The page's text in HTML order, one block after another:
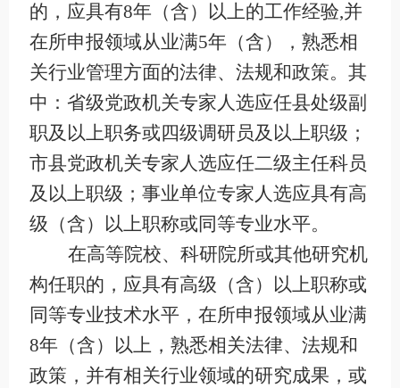
的，应具有8年（含）以上的工作经验,并
在所申报领域从业满5年（含），熟悉相
关行业管理方面的法律、法规和政策。其
中：省级党政机关专家人选应任县处级副
职及以上职务或四级调研员及以上职级；
市县党政机关专家人选应任二级主任科员
及以上职级；事业单位专家人选应具有高
级（含）以上职称或同等专业水平。
在高等院校、科研院所或其他研究机
构任职的，应具有高级（含）以上职称或
同等专业技术水平，在所申报领域从业满
8年（含）以上，熟悉相关法律、法规和
政策，并有相关行业领域的研究成果，或